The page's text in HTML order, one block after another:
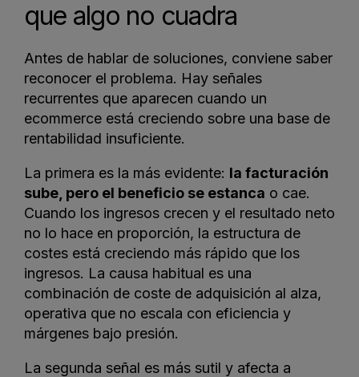
que algo no cuadra
Antes de hablar de soluciones, conviene saber
reconocer el problema. Hay señales
recurrentes que aparecen cuando un
ecommerce está creciendo sobre una base de
rentabilidad insuficiente.
La primera es la más evidente: la facturación
sube, pero el beneficio se estanca o cae.
Cuando los ingresos crecen y el resultado neto
no lo hace en proporción, la estructura de
costes está creciendo más rápido que los
ingresos. La causa habitual es una
combinación de coste de adquisición al alza,
operativa que no escala con eficiencia y
márgenes bajo presión.
La segunda señal es más sutil y afecta a